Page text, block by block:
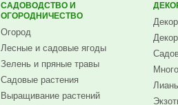
САДОВОДСТВО И
ОГОРОДНИЧЕСТВО
Огород
Лесные и садовые ягоды
Зелень и пряные травы
Садовые растения
Выращивание растений